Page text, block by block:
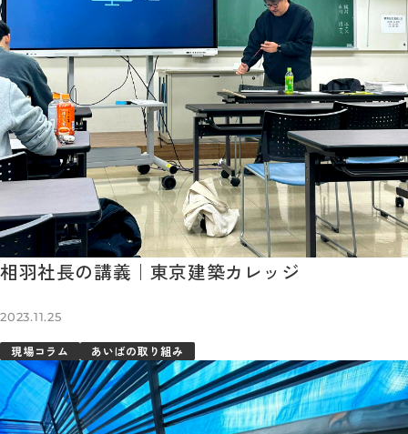
相羽社長の講義｜東京建築カレッジ
2023.11.25
現場コラム あいばの取り組み